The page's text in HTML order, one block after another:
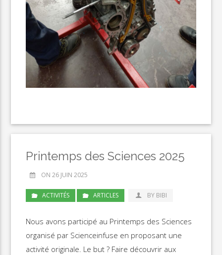
Printemps des Sciences 2025
ON 26 JUIN 2025
ACTIVITÉS ARTICLES BY BIBI
Nous avons participé au Printemps des Sciences
organisé par Scienceinfuse en proposant une
activité originale. Le but ? Faire découvrir aux